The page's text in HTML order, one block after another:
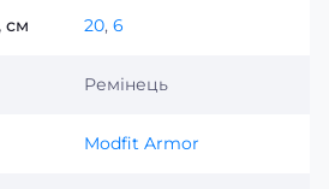
см 20, 6
Ремінець
Modfit Armor